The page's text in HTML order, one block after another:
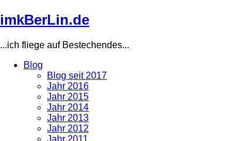
Direkt
zum
imkBerLin.de
...ich fliege auf Bestechendes...
navigation
Blog
Blog seit 2017
Jahr 2016
Jahr 2015
Jahr 2014
Jahr 2013
Jahr 2012
Jahr 2011